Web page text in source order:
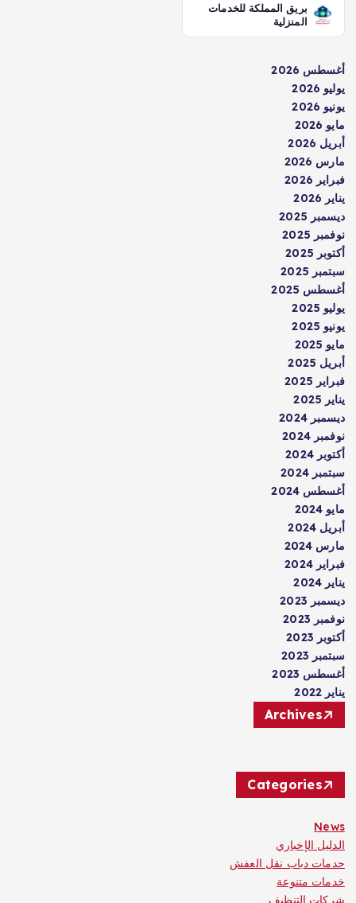
بريق المملكة للخدمات
المنزلية
أغسطس 2026
يوليو 2026
يونيو 2026
مايو 2026
أبريل 2026
مارس 2026
فبراير 2026
يناير 2026
ديسمبر 2025
نوفمبر 2025
أكتوبر 2025
سبتمبر 2025
أغسطس 2025
يوليو 2025
يونيو 2025
مايو 2025
أبريل 2025
فبراير 2025
يناير 2025
ديسمبر 2024
نوفمبر 2024
أكتوبر 2024
سبتمبر 2024
أغسطس 2024
مايو 2024
أبريل 2024
مارس 2024
فبراير 2024
يناير 2024
ديسمبر 2023
نوفمبر 2023
أكتوبر 2023
سبتمبر 2023
أغسطس 2023
يناير 2022
Archives
Categories
News
الدليل الإخباري
حدمات دباب نقل العفش
خدمات متنوعة
شركات التنظيف